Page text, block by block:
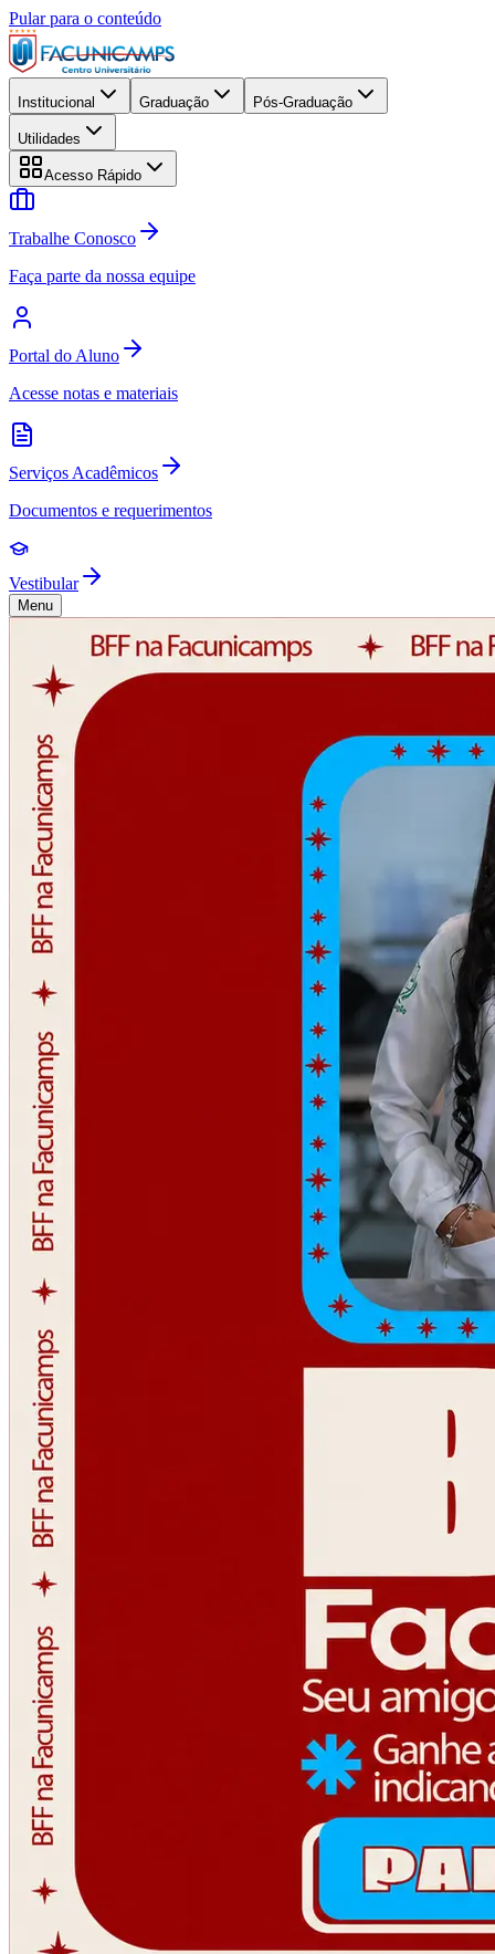
Pular para o conteúdo
Institucional Graduação Pós-Graduação
Utilidades
Acesso Rápido
Trabalhe Conosco
Faça parte da nossa equipe
Portal do Aluno
Acesse notas e materiais
Serviços Acadêmicos
Documentos e requerimentos
Vestibular
Menu